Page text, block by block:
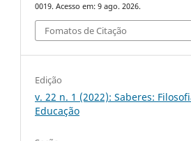
0019. Acesso em: 9 ago. 2026.
Fomatos de Citação
Edição
v. 22 n. 1 (2022): Saberes:
Educação